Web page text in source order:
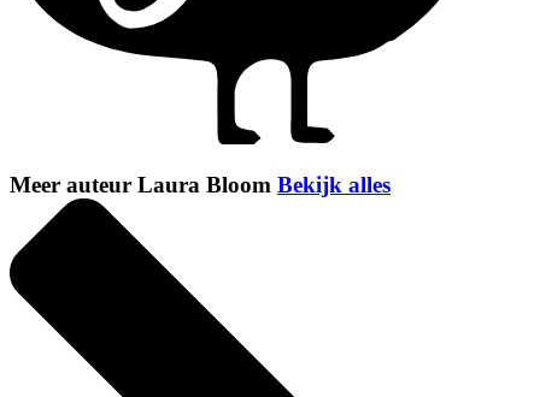
Meer auteur Laura Bloom Bekijk alles